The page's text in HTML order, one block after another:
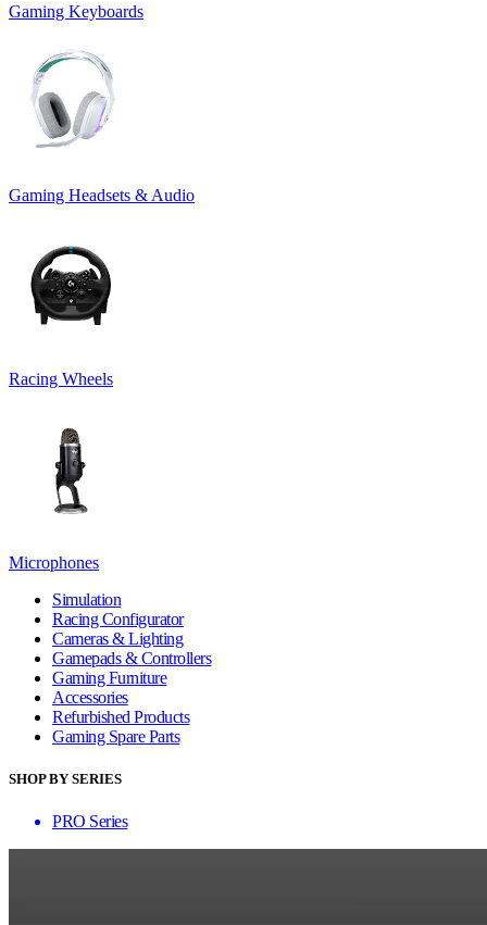
Gaming Keyboards
Gaming Headsets & Audio
Racing Wheels
Microphones
Simulation
Racing Configurator
Cameras & Lighting
Gamepads & Controllers
Gaming Furniture
Accessories
Refurbished Products
Gaming Spare Parts
SHOP BY SERIES
PRO Series